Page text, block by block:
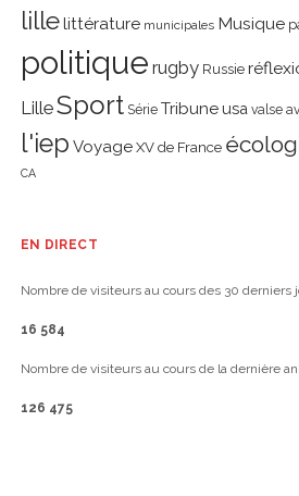
lillelittérature municipales Musique
politique rugby Russie
LilleSport Série Tribune usa valse
l'iep Voyage XV de France
CA
EN DIRECT
Nombre de visiteurs au cours des 30 derniers
16 584
Nombre de visiteurs au cours de la dernière
126 475